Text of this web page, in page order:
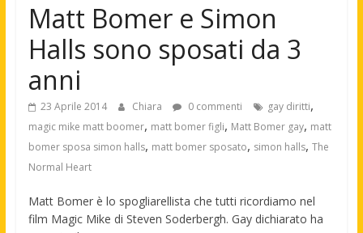
Matt Bomer e Simon
Halls sono sposati da 3
anni
23 Aprile 2014 Chiara 0 commenti gay diritti,
magic mike matt boomer, matt bomer figli, Matt Bomer gay, matt
bomer sposa simon halls, matt bomer sposato, simon halls, The
Normal Heart
Matt Bomer è lo spogliarellista che tutti ricordiamo nel
film Magic Mike di Steven Soderbergh. Gay dichiarato ha